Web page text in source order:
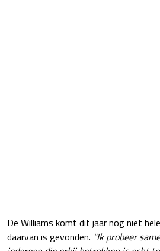
De Williams komt dit jaar nog niet
daarvan is gevonden. "Ik probeer